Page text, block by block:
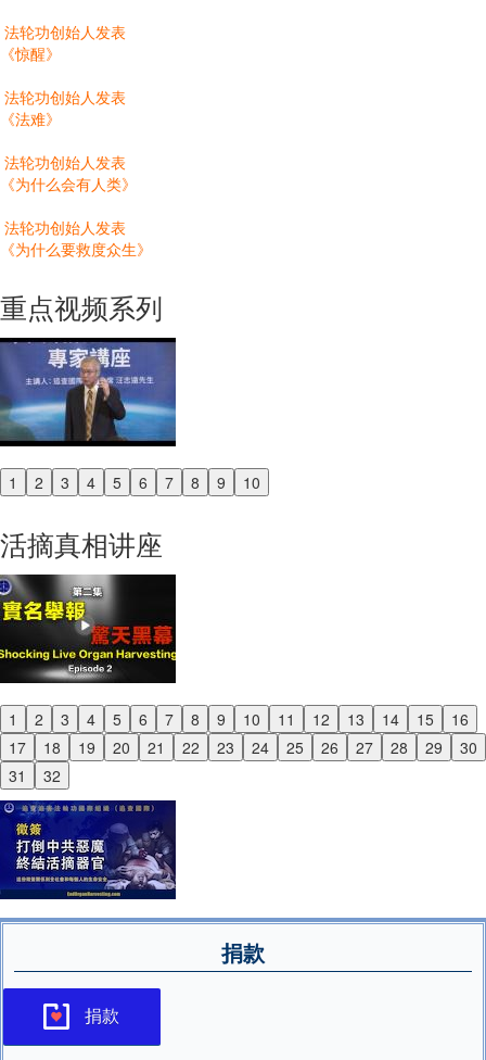
法轮功创始人发表
《惊醒》
法轮功创始人发表
《法难》
法轮功创始人发表
《为什么会有人类》
法轮功创始人发表
《为什么要救度众生》
重点视频系列
1 2 3 4 5 6 7 8 9 10
Previous
活摘真相讲座
1 2 3 4 5 6 7 8 9 10 11 12 13 14 15
16
17
18 19 20 21 22 23 24 25 26 27 28 29
30
31
32
Previous
Next
捐款
捐款